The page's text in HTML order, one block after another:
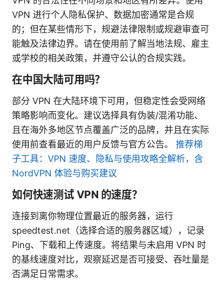
VPN 进行个人隐私保护、数据加密通常是合规
的；但在某些情形下，规避法律限制或规避审查可
能触及法律边界。请在使用前了解当地法规、雇主
或学校的相关政策，并遵守公认的合规实践。
在中国大陆可用吗？
部分 VPN 在大陆环境下可用，但稳定性会受网络
策略影响而变化。建议选择具有伪装/混淆功能、
且在海外多地区节点覆盖广泛的品牌，并且在实际
使用前查看最近的用户反馈与官方公告。 推荐梯
子工具：VPN 速度、隐私与使用攻略全解析，含
NordVPN 体验与购买建议
如何快速测试 VPN 的速度？
连接到离你物理位置最近的服务器，运行
speedtest.net（选择合适的服务器区域），记录
Ping、下载和上传速度。将结果与未启用 VPN 时
的基线速度对比，观察延迟是否可接受、吞吐量是
否满足日常需求。